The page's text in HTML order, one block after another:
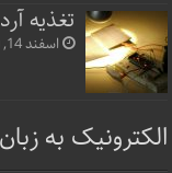
تغذیه
اسفند 14, 1400
الکترونیک به